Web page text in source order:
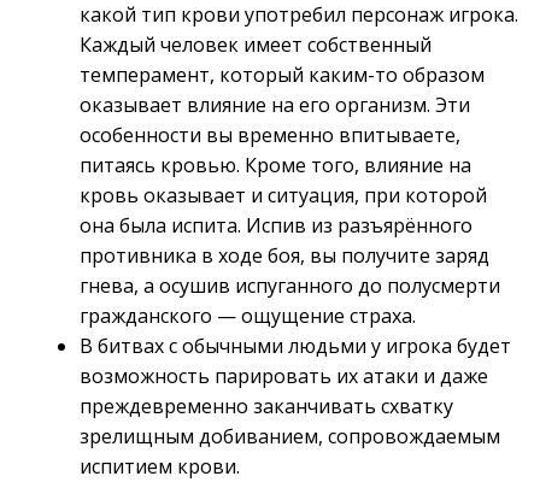
какой тип крови употребил персонаж игрока.
Каждый человек имеет собственный
темперамент, который каким-то образом
оказывает влияние на его организм. Эти
особенности вы временно впитываете,
питаясь кровью. Кроме того, влияние на
кровь оказывает и ситуация, при которой
она была испита. Испив из разъярённого
противника в ходе боя, вы получите заряд
гнева, а осушив испуганного до полусмерти
гражданского — ощущение страха.
В битвах с обычными людьми у игрока будет
возможность парировать их атаки и даже
преждевременно заканчивать схватку
зрелищным добиванием, сопровождаемым
испитием крови.